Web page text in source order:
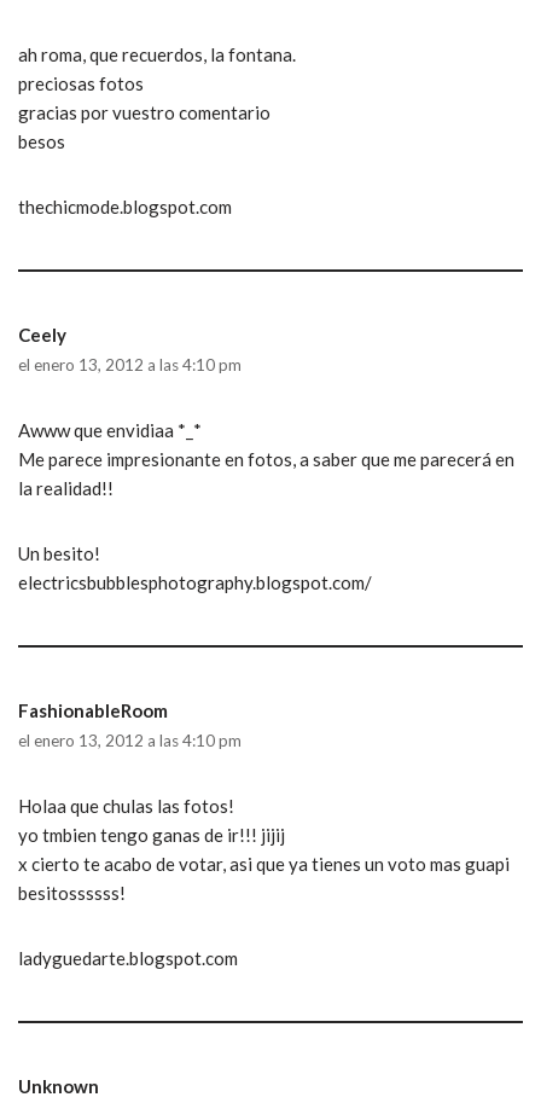
ah roma, que recuerdos, la fontana.
preciosas fotos
gracias por vuestro comentario
besos
thechicmode.blogspot.com
Ceely
el enero 13, 2012 a las 4:10 pm
Awww que envidiaa *_*
Me parece impresionante en fotos, a saber que me parecerá en
la realidad!!
Un besito!
electricsbubblesphotography.blogspot.com/
FashionableRoom
el enero 13, 2012 a las 4:10 pm
Holaa que chulas las fotos!
yo tmbien tengo ganas de ir!!! jijij
x cierto te acabo de votar, asi que ya tienes un voto mas guapi
besitossssss!
ladyguedarte.blogspot.com
Unknown